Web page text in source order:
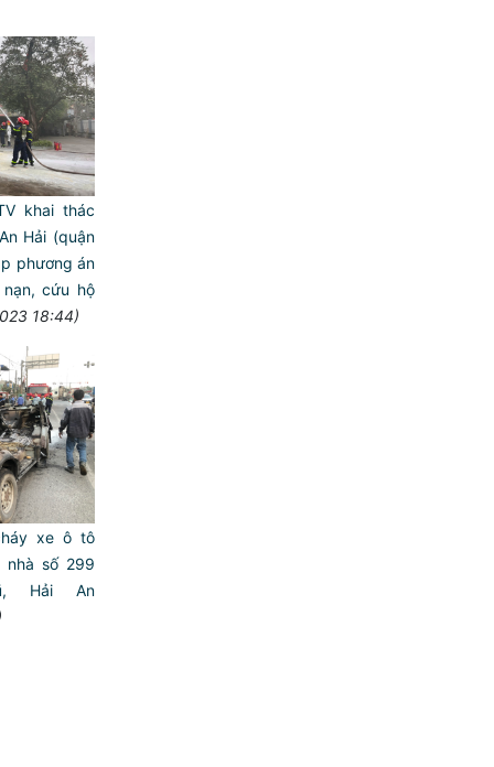
khai thác
Hải (quận
phương án
cứu hộ
18:44)
xe ô tô
số 299
Hải An